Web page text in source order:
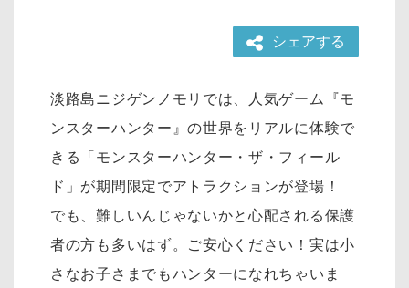
シェアする
淡路島ニジゲンノモリでは、人気ゲーム『モ
ンスターハンター』の世界をリアルに体験で
きる「モンスターハンター・ザ・フィール
ド」が期間限定でアトラクションが登場！
でも、難しいんじゃないかと心配される保護
者の方も多いはず。ご安心ください！実は小
さなお子さまでもハンターになれちゃいま